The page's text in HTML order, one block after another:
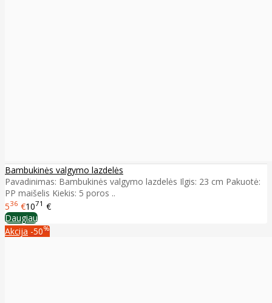
Bambukinės valgymo lazdelės
Pavadinimas: Bambukinės valgymo lazdelės Ilgis: 23 cm Pakuotė:
PP maišelis Kiekis: 5 poros ..
536 €1071 €
Daugiau
Akcija -50%